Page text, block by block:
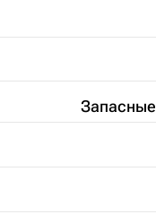
Запасные